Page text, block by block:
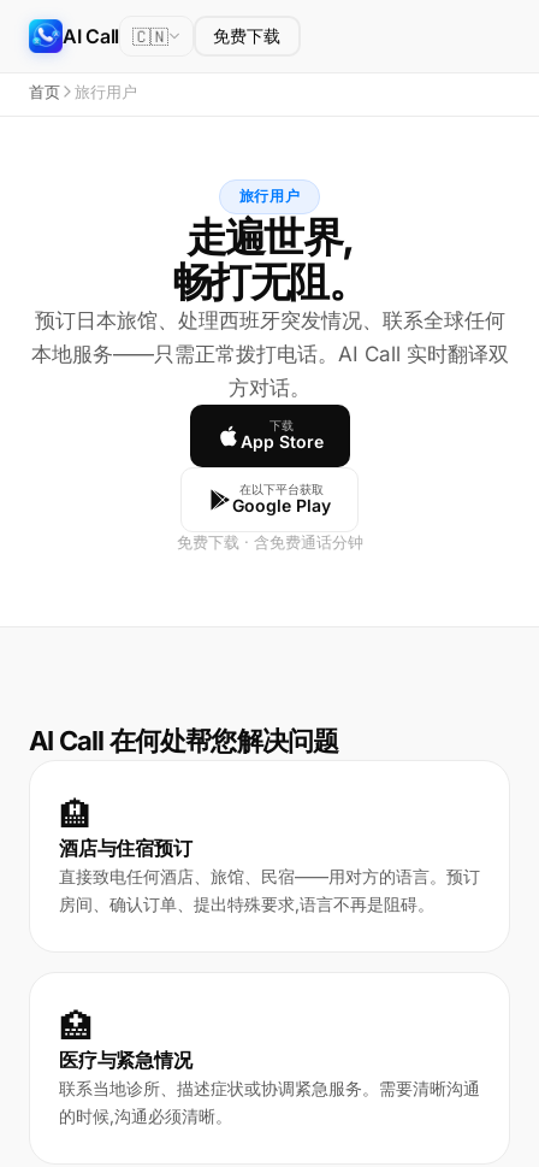
AI Call 🇨🇳 免费下载
首页 旅行用户
旅行用户
走遍世界,
畅打无阻。
预订日本旅馆、处理西班牙突发情况、联系全球任何
本地服务——只需正常拨打电话。AI Call 实时翻译双
方对话。
下载
App Store
在以下平台获取
Google Play
免费下载 · 含免费通话分钟
AI Call 在何处帮您解决问题
🏨
酒店与住宿预订
直接致电任何酒店、旅馆、民宿——用对方的语言。预订
房间、确认订单、提出特殊要求,语言不再是阻碍。
🏥
医疗与紧急情况
联系当地诊所、描述症状或协调紧急服务。需要清晰沟通
的时候,沟通必须清晰。